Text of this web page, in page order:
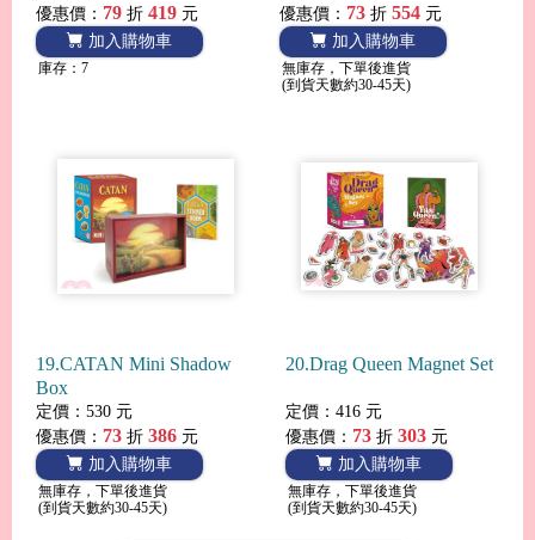
優惠價： 79 折 419 元
加入購物車
庫存：7
優惠價： 73 折 554 元
加入購物車
無庫存，下單後進貨
(到貨天數約30-45天)
19.CATAN Mini Shadow
Box
定價：530 元
優惠價： 73 折 386 元
加入購物車
無庫存，下單後進貨
(到貨天數約30-45天)
20.Drag Queen Magnet Set
定價：416 元
優惠價： 73 折 303 元
加入購物車
無庫存，下單後進貨
(到貨天數約30-45天)